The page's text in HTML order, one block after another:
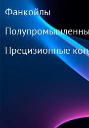
Фанкойлы
Прецизионные